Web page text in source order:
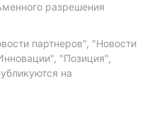
разрешения
партнеров", "Новости
"Позиция",
на